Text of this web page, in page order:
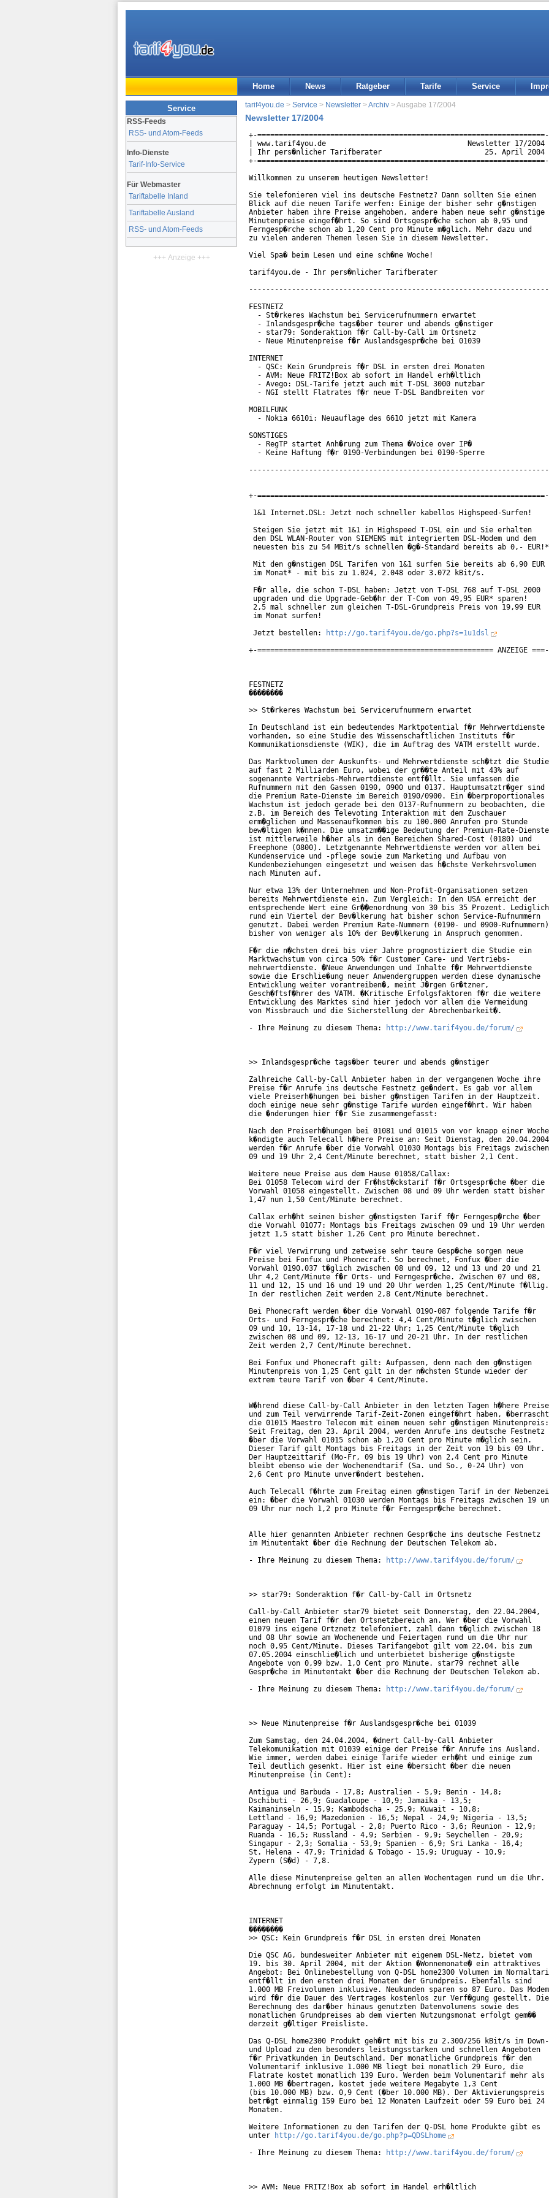
Home News Ratgeber Tarife Service
Service
RSS-Feeds
RSS- und Atom-Feeds
Info-Dienste
Tarif-Info-Service
Für Webmaster
Tariftabelle Inland
Tariftabelle Ausland
RSS- und Atom-Feeds
+++ Anzeige +++
tarif4you.de > Service > Newsletter > Archiv > Ausgabe 17/2004
Newsletter 17/2004
+-
| www.tarif4you.de                                 Newsletter 17/2004
| Ihr pers�nlicher Tarifberater                        25. April 2004
+-
Willkommen zu unserem heutigen Newsletter!
Sie telefonieren viel ins deutsche Festnetz? Dann sollten Sie einen
Blick auf die neuen Tarife werfen: Einige der bisher sehr g�nstigen
Anbieter haben ihre Preise angehoben, andere haben neue sehr g�nstige
Minutenpreise eingef�hrt. So sind Ortsgespr�che schon ab 0,95 und
Ferngesp�rche schon ab 1,20 Cent pro Minute m�glich. Mehr dazu und
zu vielen anderen Themen lesen Sie in diesem Newsletter.
Viel Spa� beim Lesen und eine sch�ne Woche!
tarif4you.de - Ihr pers�nlicher Tarifberater
FESTNETZ
  - St�rkeres Wachstum bei Servicerufnummern erwartet
  - Inlandsgespr�che tags�ber teurer und abends g�nstiger
  - star79: Sonderaktion f�r Call-by-Call im Ortsnetz
  - Neue Minutenpreise f�r Auslandsgespr�che bei 01039
INTERNET
  - QSC: Kein Grundpreis f�r DSL in ersten drei Monaten
  - AVM: Neue FRITZ!Box ab sofort im Handel erh�ltlich
  - Avego: DSL-Tarife jetzt auch mit T-DSL 3000 nutzbar
  - NGI stellt Flatrates f�r neue T-DSL Bandbreiten vor
MOBILFUNK
  - Nokia 6610i: Neuauflage des 6610 jetzt mit Kamera
SONSTIGES
  - RegTP startet Anh�rung zum Thema �Voice over IP�
  - Keine Haftung f�r 0190-Verbindungen bei 0190-Sperre
+-
1&1 Internet.DSL: Jetzt noch schneller kabellos Highspeed-Surfen!
Steigen Sie jetzt mit 1&1 in Highspeed T-DSL ein und Sie erhalten
den DSL WLAN-Router von SIEMENS mit integriertem DSL-Modem und dem
neuesten bis zu 54 MBit/s schnellen �g�-Standard bereits ab 0,- EUR!*
Mit den g�nstigen DSL Tarifen von 1&1 surfen Sie bereits ab 6,90 EUR
im Monat* - mit bis zu 1.024, 2.048 oder 3.072 kBit/s.
F�r alle, die schon T-DSL haben: Jetzt von T-DSL 768 auf T-DSL 2000
upgraden und die Upgrade-Geb�hr der T-Com von 49,95 EUR* sparen!
2,5 mal schneller zum gleichen T-DSL-Grundpreis Preis von 19,99 EUR
im Monat surfen!
Jetzt bestellen:
http://go.tarif4you.de/go.php?s=1u1dsl
+-======================================================= ANZEIGE
FESTNETZ
��������
>> St�rkeres Wachstum bei Servicerufnummern erwartet
In Deutschland ist ein bedeutendes Marktpotential f�r Mehrwertdienste
vorhanden, so eine Studie des Wissenschaftlichen Instituts f�r
Kommunikationsdienste (WIK), die im Auftrag des VATM erstellt wurde.
Das Marktvolumen der Auskunfts- und Mehrwertdienste sch�tzt die Studie
auf fast 2 Milliarden Euro, wobei der gr��te Anteil mit 43% auf
sogenannte Vertriebs-Mehrwertdienste entf�llt. Sie umfassen die
Rufnummern mit den Gassen 0190, 0900 und 0137. Hauptumsatztr�ger sind
die Premium Rate-Dienste im Bereich 0190/0900. Ein �berproportionales
Wachstum ist jedoch gerade bei den 0137-Rufnummern zu beobachten, die
z.B. im Bereich des Televoting Interaktion mit dem Zuschauer
erm�glichen und Massenaufkommen bis zu 100.000 Anrufen pro Stunde
bew�ltigen k�nnen. Die umsatzm��ige Bedeutung der Premium-Rate-Dienste
ist mittlerweile h�her als in den Bereichen Shared-Cost (0180) und
Freephone (0800). Letztgenannte Mehrwertdienste werden vor allem bei
Kundenservice und -pflege sowie zum Marketing und Aufbau von
Kundenbeziehungen eingesetzt und weisen das h�chste Verkehrsvolumen
nach Minuten auf.
Nur etwa 13% der Unternehmen und Non-Profit-Organisationen setzen
bereits Mehrwertdienste ein. Zum Vergleich: In den USA erreicht der
entsprechende Wert eine Gr��enordnung von 30 bis 35 Prozent. Lediglich
rund ein Viertel der Bev�lkerung hat bisher schon Service-Rufnummern
genutzt. Dabei werden Premium Rate-Nummern (0190- und 0900-Rufnummern)
bisher von weniger als 10% der Bev�lkerung in Anspruch genommen.
F�r die n�chsten drei bis vier Jahre prognostiziert die Studie ein
Marktwachstum von circa 50% f�r Customer Care- und Vertriebs-
mehrwertdienste. �Neue Anwendungen und Inhalte f�r Mehrwertdienste
sowie die Erschlie�ung neuer Anwendergruppen werden diese dynamische
Entwicklung weiter vorantreiben�, meint J�rgen Gr�tzner,
Gesch�ftsf�hrer des VATM. �Kritische Erfolgsfaktoren f�r die weitere
Entwicklung des Marktes sind hier jedoch vor allem die Vermeidung
von Missbrauch und die Sicherstellung der Abrechenbarkeit�.
- Ihre Meinung zu diesem Thema:
http://www.tarif4you.de/forum/
>> Inlandsgespr�che tags�ber teurer und abends g�nstiger
Zalhreiche Call-by-Call Anbieter haben in der vergangenen Woche ihre
Preise f�r Anrufe ins deutsche Festnetz ge�ndert. Es gab vor allem
viele Preiserh�hungen bei bisher g�nstigen Tarifen in der Hauptzeit.
doch einige neue sehr g�nstige Tarife wurden eingef�hrt. Wir haben
die �nderungen hier f�r Sie zusammengefasst:
Nach den Preiserh�hungen bei 01081 und 01015 von vor knapp einer Woche
k�ndigte auch Telecall h�here Preise an: Seit Dienstag, den
werden f�r Anrufe �ber die Vorwahl 01030 Montags bis Freitags zwischen
09 und 19 Uhr 2,4 Cent/Minute berechnet, statt bisher 2,1 Cent.
Weitere neue Preise aus dem Hause 01058/Callax:
Bei 01058 Telecom wird der Fr�hst�ckstarif f�r Ortsgespr�che �ber die
Vorwahl 01058 eingestellt. Zwischen 08 und 09 Uhr werden statt bisher
1,47 nun 1,50 Cent/Minute berechnet.
Callax erh�ht seinen bisher g�nstigsten Tarif f�r Ferngesp�rche �ber
die Vorwahl 01077: Montags bis Freitags zwischen 09 und 19 Uhr werden
jetzt 1,5 statt bisher 1,26 Cent pro Minute berechnet.
F�r viel Verwirrung und zetweise sehr teure Gesp�che sorgen neue
Preise bei Fonfux und Phonecraft. So berechnet, Fonfux �ber die
Vorwahl 0190.037 t�glich zwischen 08 und 09, 12 und 13 und 20 und 21
Uhr 4,2 Cent/Minute f�r Orts- und Ferngespr�che. Zwischen 07 und 08,
11 und 12, 15 und 16 und 19 und 20 Uhr werden 1,25 Cent/Minute f�llig.
In der restlichen Zeit werden 2,8 Cent/Minute berechnet.
Bei Phonecraft werden �ber die Vorwahl 0190-087 folgende Tarife f�r
Orts- und Ferngespr�che berechnet: 4,4 Cent/Minute t�glich zwischen
09 und 10, 13-14, 17-18 und 21-22 Uhr; 1,25 Cent/Minute t�glich
zwischen 08 und 09, 12-13, 16-17 und 20-21 Uhr. In der restlichen
Zeit werden 2,7 Cent/Minute berechnet.
Bei Fonfux und Phonecraft gilt: Aufpassen, denn nach dem g�nstigen
Minutenpreis von 1,25 Cent gilt in der n�chsten Stunde wieder der
extrem teure Tarif von �ber 4 Cent/Minute.
W�hrend diese Call-by-Call Anbieter in den letzten Tagen h�here Preise
und zum Teil verwirrende Tarif-Zeit-Zonen eingef�hrt haben,
die 01015 Maestro Telecom mit einem neuen sehr g�nstigen Minutenpreis:
Seit Freitag, den 23. April 2004, werden Anrufe ins deutsche Festnetz
�ber die Vorwahl 01015 schon ab 1,20 Cent pro Minute m�glich sein.
Dieser Tarif gilt Montags bis Freitags in der Zeit von 19 bis 09 Uhr.
Der Hauptzeittarif (Mo-Fr, 09 bis 19 Uhr) von 2,4 Cent pro Minute
bleibt ebenso wie der Wochenendtarif (Sa. und So., 0-24 Uhr) von
2,6 Cent pro Minute unver�ndert bestehen.
Auch Telecall f�hrte zum Freitag einen g�nstigen Tarif in der
ein: �ber die Vorwahl 01030 werden Montags bis Freitags zwischen 19
09 Uhr nur noch 1,2 pro Minute f�r Ferngespr�che berechnet.
Alle hier genannten Anbieter rechnen Gespr�che ins deutsche Festnetz
im Minutentakt �ber die Rechnung der Deutschen Telekom ab.
- Ihre Meinung zu diesem Thema:
http://www.tarif4you.de/forum/
>> star79: Sonderaktion f�r Call-by-Call im Ortsnetz
Call-by-Call Anbieter star79 bietet seit Donnerstag, den 22.04.2004,
einen neuen Tarif f�r den Ortsnetzbereich an. Wer �ber die Vorwahl
01079 ins eigene Ortznetz telefoniert, zahl dann t�glich zwischen 18
und 08 Uhr sowie am Wochenende und Feiertagen rund um die Uhr nur
noch 0,95 Cent/Minute. Dieses Tarifangebot gilt vom 22.04. bis zum
07.05.2004 einschlie�lich und unterbietet bisherige g�nstigste
Angebote von 0,99 bzw. 1,0 Cent pro Minute. star79 rechnet alle
Gespr�che im Minutentakt �ber die Rechnung der Deutschen Telekom ab.
- Ihre Meinung zu diesem Thema:
http://www.tarif4you.de/forum/
>> Neue Minutenpreise f�r Auslandsgespr�che bei 01039
Zum Samstag, den 24.04.2004, �dnert Call-by-Call Anbieter
Telekomunikation mit 01039 einige der Preise f�r Anrufe ins Ausland.
Wie immer, werden dabei einige Tarife wieder erh�ht und einige zum
Teil deutlich gesenkt. Hier ist eine �bersicht �ber die neuen
Minutenpreise (in Cent):
Antigua und Barbuda - 17,8; Australien - 5,9; Benin - 14,8;
Dschibuti - 26,9; Guadaloupe - 10,9; Jamaika - 13,5;
Kaimaninseln - 15,9; Kambodscha - 25,9; Kuwait - 10,8;
Lettland - 16,9; Mazedonien - 16,5; Nepal - 24,9; Nigeria - 13,5;
Paraguay - 14,5; Portugal - 2,8; Puerto Rico - 3,6; Reunion - 12,9;
Ruanda - 16,5; Russland - 4,9; Serbien - 9,9; Seychellen - 20,9;
Singapur - 2,3; Somalia - 53,9; Spanien - 6,9; Sri Lanka - 16,4;
St. Helena - 47,9; Trinidad & Tobago - 15,9; Uruguay - 10,9;
Zypern (S�d) - 7,8.
Alle diese Minutenpreise gelten an allen Wochentagen rund um die Uhr.
Abrechnung erfolgt im Minutentakt.
INTERNET
��������
>> QSC: Kein Grundpreis f�r DSL in ersten drei Monaten
Die QSC AG, bundesweiter Anbieter mit eigenem DSL-Netz, bietet vom
19. bis 30. April 2004, mit der Aktion �Wonnemonate� ein attraktives
Angebot: Bei Onlinebestellung von Q-DSL home2300 Volumen im
entf�llt in den ersten drei Monaten der Grundpreis. Ebenfalls sind
1.000 MB Freivolumen inklusive. Neukunden sparen so 87 Euro. Das Modem
wird f�r die Dauer des Vertrages kostenlos zur Verf�gung gestellt. Die
Berechnung des dar�ber hinaus genutzten Datenvolumens sowie des
monatlichen Grundpreises ab dem vierten Nutzungsmonat erfolgt gem��
derzeit g�ltiger Preisliste.
Das Q-DSL home2300 Produkt geh�rt mit bis zu 2.300/256 kBit/s im Down-
und Upload zu den besonders leistungsstarken und schnellen Angeboten
f�r Privatkunden in Deutschland. Der monatliche Grundpreis f�r den
Volumentarif inklusive 1.000 MB liegt bei monatlich 29 Euro, die
Flatrate kostet monatlich 139 Euro. Werden beim Volumentarif mehr als
1.000 MB �bertragen, kostet jede weitere Megabyte 1,3 Cent
(bis 10.000 MB) bzw. 0,9 Cent (�ber 10.000 MB). Der Aktivierungspreis
betr�gt einmalig 159 Euro bei 12 Monaten Laufzeit oder 59 Euro bei 24
Monaten.
Weitere Informationen zu den Tarifen der Q-DSL home Produkte gibt es
unter
http://go.tarif4you.de/go.php?p=QDSLhome
- Ihre Meinung zu diesem Thema:
http://www.tarif4you.de/forum/
>> AVM: Neue FRITZ!Box ab sofort im Handel erh�ltlich